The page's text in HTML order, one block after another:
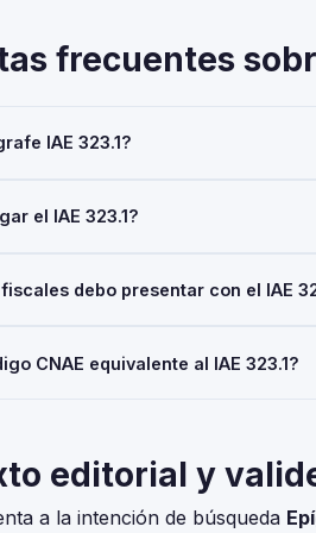
frecuentes
IAE 323.1?
(IAE), gestionado por la
el IAE 323.1?
exentas. No obstante, el alta en el
debo presentar con el IAE
fiscal para tu situación concreta.
CNAE equivalente al IAE 323.1?
editorial y
a la intención de búsqueda